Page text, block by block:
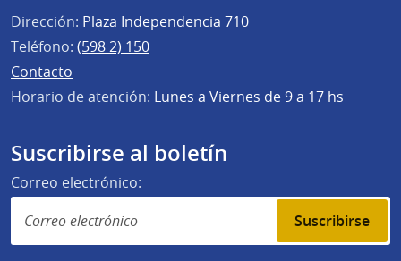
Dirección: Plaza Independencia 710
Teléfono: (598 2) 150
Contacto
Horario de atención: Lunes a Viernes de 9 a 17 hs
Suscribirse al boletín
Correo electrónico:
Suscribirse